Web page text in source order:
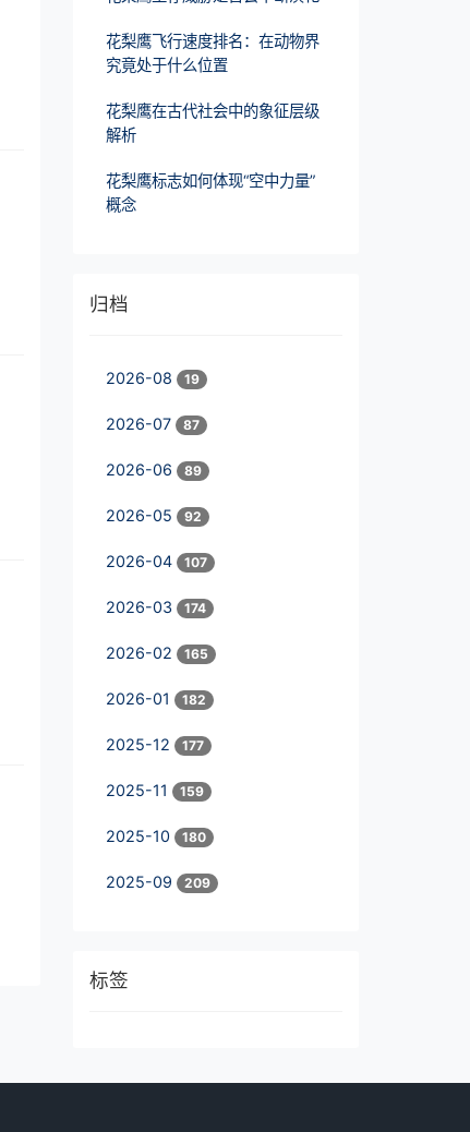
花梨鹰飞行速度排名：在动物界
究竟处于什么位置
花梨鹰在古代社会中的象征层级
解析
花梨鹰标志如何体现“空中力量”
概念
归档
2026-08 19
2026-07 87
2026-06 89
2026-05 92
2026-04 107
2026-03 174
2026-02 165
2026-01 182
2025-12 177
2025-11 159
2025-10 180
2025-09 209
标签